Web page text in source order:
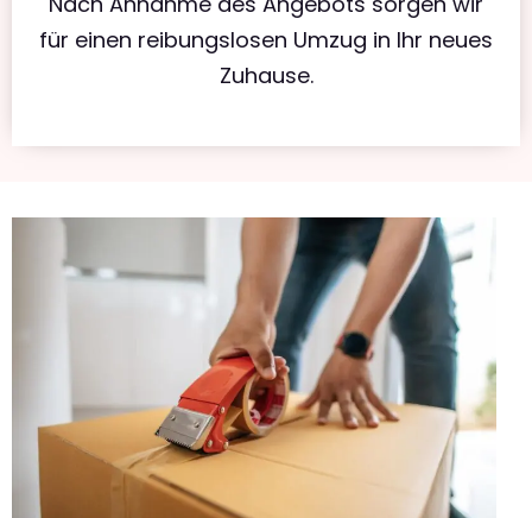
für einen reibungslosen Umzug in Ihr neues
Zuhause.